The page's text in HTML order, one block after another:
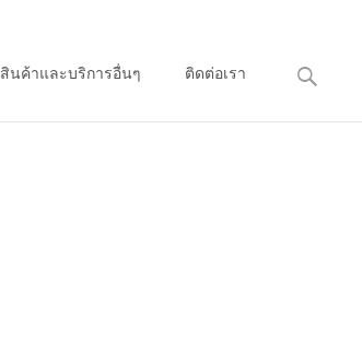
สินค้าและบริการอื่นๆ ติดต่อเรา
ค้นหา
สำหรับ: